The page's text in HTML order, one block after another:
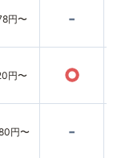
円〜 -
円〜 ○
円〜 -